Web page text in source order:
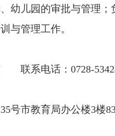
幼儿园的审批与管理；
与管理工作。
系电话：0728-
号市教育局办公楼3楼